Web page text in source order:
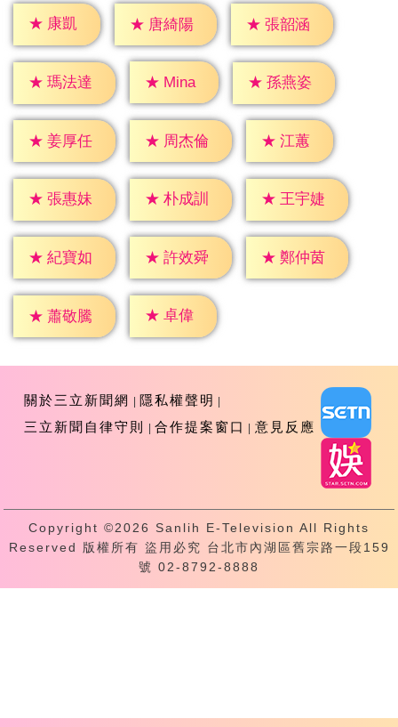
★ 康凱 ★ 唐綺陽 ★ 張韶涵
★ 瑪法達 ★ Mina ★ 孫燕姿
★ 姜厚任 ★ 周杰倫 ★ 江蕙
★ 張惠妹 ★ 朴成訓 ★ 王宇婕
★ 紀寶如 ★ 許效舜 ★ 鄭仲茵
★ 蕭敬騰 ★ 卓偉
關於三立新聞網
隱私權聲明
三立新聞自律守則
合作提案窗口 意見反應
Copyright ©2026 Sanlih E-Television All Rights
Reserved 版權所有 盜用必究 台北市內湖區舊宗路一段159
號 02-8792-8888